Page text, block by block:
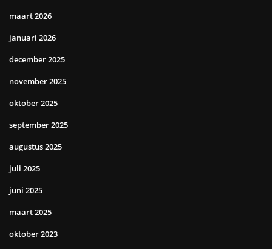
maart 2026
januari 2026
december 2025
november 2025
oktober 2025
september 2025
augustus 2025
juli 2025
juni 2025
maart 2025
oktober 2023